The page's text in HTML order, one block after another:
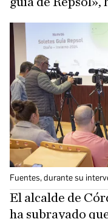
Fuentes, durante su
El alcalde de
ha subrayado